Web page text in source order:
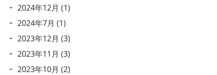
2024年12月 (1)
2024年7月 (1)
2023年12月 (3)
2023年11月 (3)
2023年10月 (2)